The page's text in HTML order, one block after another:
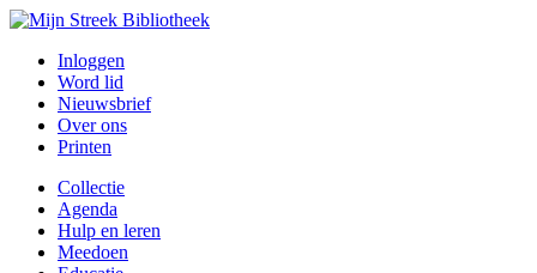
Inloggen
Word lid
Nieuwsbrief
Over ons
Printen
Collectie
Agenda
Hulp en leren
Meedoen